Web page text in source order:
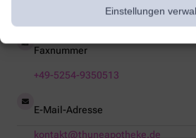
Einstellungen
+49-5254-935050
Faxnummer
+49-5254-9350513
E-Mail-Adresse
kontakt@thuneapotheke.de